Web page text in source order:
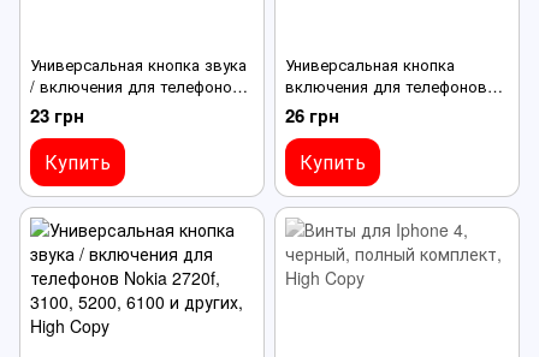
Универсальная кнопка звука
/ включения для телефонов
iPhone 6, iPhone 6 plus
23 грн
Купить
Универсальная кнопка
включения для телефонов
LG, Samsung, Sony и других
тип 1
26 грн
Купить